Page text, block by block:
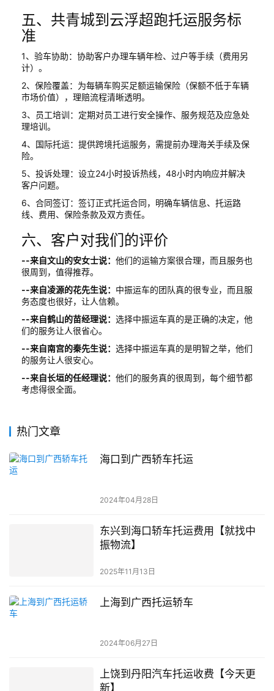
五、共青城到云浮超跑托运服务标
准
1、验车协助：协助客户办理车辆年检、过户等手续（费用另
计）。
2、保险覆盖：为每辆车购买足额运输保险（保额不低于车辆
市场价值），理赔流程清晰透明。
3、员工培训：定期对员工进行安全操作、服务规范及应急处
理培训。
4、国际托运：提供跨境托运服务，需提前办理海关手续及保
险。
5、投诉处理：设立24小时投诉热线，48小时内响应并解决
客户问题。
6、合同签订：签订正式托运合同，明确车辆信息、托运路
线、费用、保险条款及双方责任。
六、客户对我们的评价
--来自文山的安女士说： 他们的运输方案很合理，而且服务也
很周到，值得推荐。
--来自凌源的花先生说： 中振运车的团队真的很专业，而且服
务态度也很好，让人信赖。
--来自鹤山的苗经理说： 选择中振运车真的是正确的决定，他
们的服务让人很省心。
--来自南宫的秦先生说： 选择中振运车真的是明智之举，他们
的服务让人很安心。
--来自长垣的任经理说： 他们的服务真的很周到，每个细节都
考虑得很全面。
热门文章
海口到广西轿车托运
2024年04月28日
东兴到海口轿车托运费用【就找中
振物流】
2025年11月13日
上海到广西托运轿车
2024年06月27日
上饶到丹阳汽车托运收费【今天更
新】